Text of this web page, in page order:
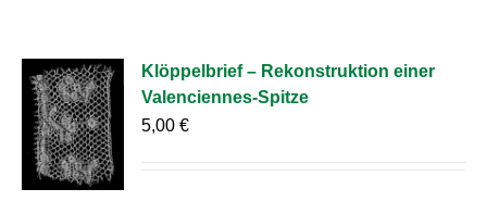
Klöppelbrief – Rekonstruktion einer
Valenciennes-Spitze
5,00€